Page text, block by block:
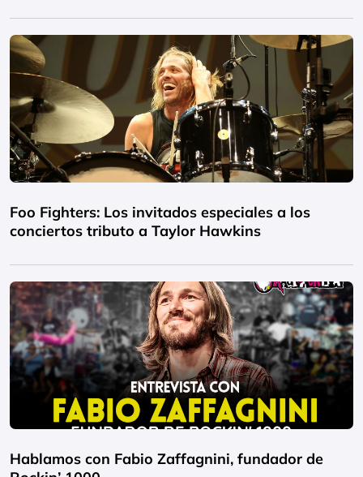
Foo Fighters: Los invitados especiales a los
conciertos tributo a Taylor Hawkins
Hablamos con Fabio Zaffagnini, fundador de